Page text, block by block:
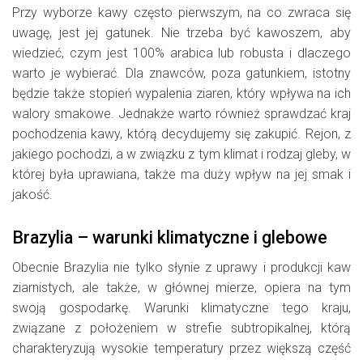
Przy wyborze kawy często pierwszym, na co zwraca się
uwagę, jest jej gatunek. Nie trzeba być kawoszem, aby
wiedzieć, czym jest 100% arabica lub robusta i dlaczego
warto je wybierać. Dla znawców, poza gatunkiem, istotny
będzie także stopień wypalenia ziaren, który wpływa na ich
walory smakowe. Jednakże warto również sprawdzać kraj
pochodzenia kawy, którą decydujemy się zakupić. Rejon, z
jakiego pochodzi, a w związku z tym klimat i rodzaj gleby, w
której była uprawiana, także ma duży wpływ na jej smak i
jakość.
Brazylia – warunki klimatyczne i glebowe
Obecnie Brazylia nie tylko słynie z uprawy i produkcji kaw
ziarnistych, ale także, w głównej mierze, opiera na tym
swoją gospodarkę. Warunki klimatyczne tego kraju,
związane z położeniem w strefie subtropikalnej, którą
charakteryzują wysokie temperatury przez większą część